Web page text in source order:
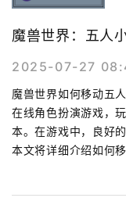
魔兽世界：五人
2025-07-27
魔兽世界如何移动五
在线角色扮演游戏，
本。在游戏中，良好
本文将详细介绍如何